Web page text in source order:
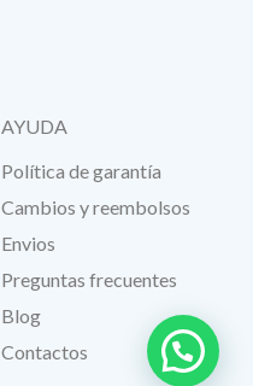
AYUDA
Política de garantía
Cambios y reembolsos
Envios
Preguntas frecuentes
Blog
Contactos